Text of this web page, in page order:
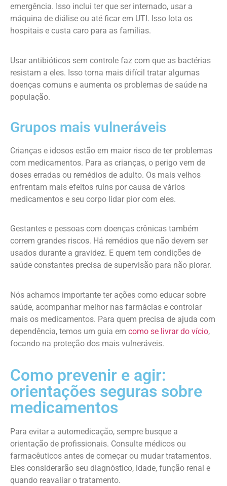
emergência. Isso inclui ter que ser internado, usar a
máquina de diálise ou até ficar em UTI. Isso lota os
hospitais e custa caro para as famílias.
Usar antibióticos sem controle faz com que as bactérias
resistam a eles. Isso torna mais difícil tratar algumas
doenças comuns e aumenta os problemas de saúde na
população.
Grupos mais vulneráveis
Crianças e idosos estão em maior risco de ter problemas
com medicamentos. Para as crianças, o perigo vem de
doses erradas ou remédios de adulto. Os mais velhos
enfrentam mais efeitos ruins por causa de vários
medicamentos e seu corpo lidar pior com eles.
Gestantes e pessoas com doenças crônicas também
correm grandes riscos. Há remédios que não devem ser
usados durante a gravidez. E quem tem condições de
saúde constantes precisa de supervisão para não piorar.
Nós achamos importante ter ações como educar sobre
saúde, acompanhar melhor nas farmácias e controlar
mais os medicamentos. Para quem precisa de ajuda com
dependência, temos um guia em como se livrar do vício,
focando na proteção dos mais vulneráveis.
Como prevenir e agir:
orientações seguras sobre
medicamentos
Para evitar a automedicação, sempre busque a
orientação de profissionais. Consulte médicos ou
farmacêuticos antes de começar ou mudar tratamentos.
Eles considerarão seu diagnóstico, idade, função renal e
quando reavaliar o tratamento.